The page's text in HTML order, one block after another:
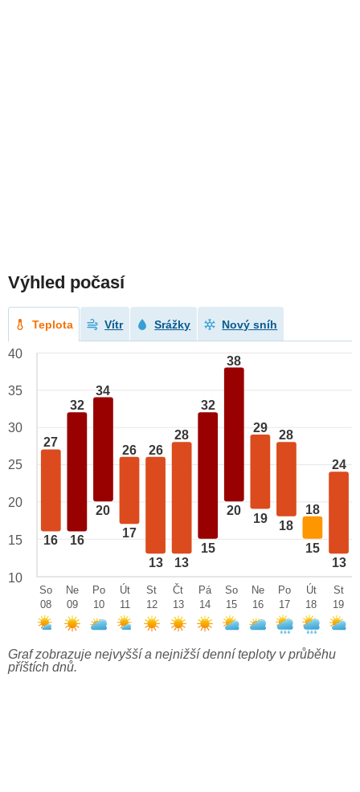
Výhled počasí
Teplota Vítr Srážky Nový sníh
27
16
32
16
34
20
26
17
26
13
28
13
32
15
38
20
29
19
28
18
18
15
24
13
40
35
30
25
20
15
10
So
08
Ne
09
Po
10
Út
11
St
12
Čt
13
Pá
14
So
15
Ne
16
Po
17
Út
18
St
19
Graf zobrazuje nejvyšší a nejnižší denní teploty v průběhu
příštích dnů.